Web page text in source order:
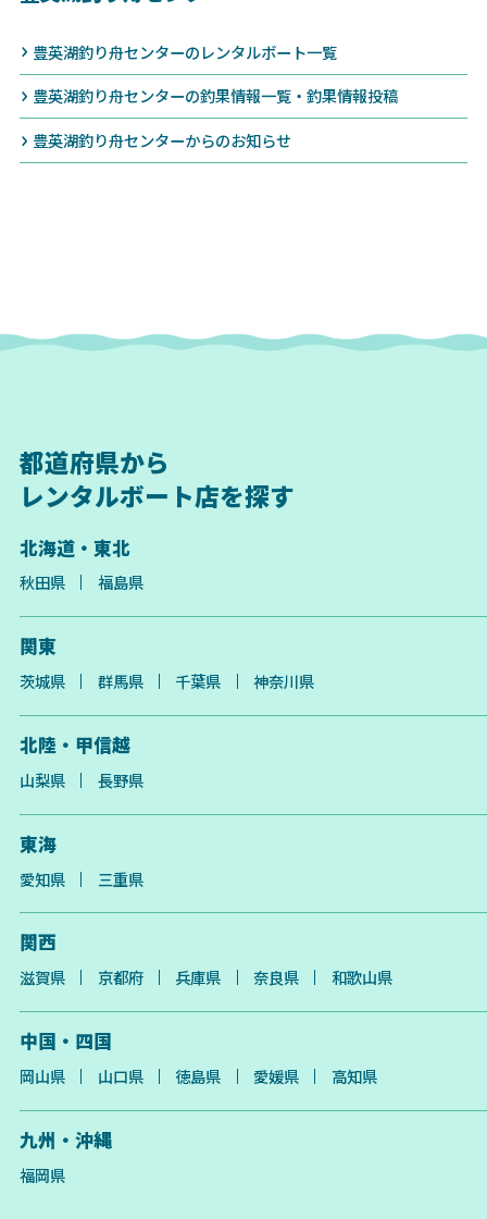
豊英湖釣り舟センターのレンタルボート一覧
豊英湖釣り舟センターの釣果情報一覧・釣果情報投稿
豊英湖釣り舟センターからのお知らせ
都道府県から
レンタルボート店を探す
北海道・東北
秋田県 福島県
関東
茨城県 群馬県 千葉県 神奈川県
北陸・甲信越
山梨県 長野県
東海
愛知県 三重県
関西
滋賀県 京都府 兵庫県 奈良県 和歌山県
中国・四国
岡山県 山口県 徳島県 愛媛県 高知県
九州・沖縄
福岡県